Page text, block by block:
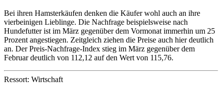
Bei ihren Hamsterkäufen denken die Käufer wohl auch an ihre
vierbeinigen Lieblinge. Die Nachfrage beispielsweise nach
Hundefutter ist im März gegenüber dem Vormonat immerhin um 25
Prozent angestiegen. Zeitgleich ziehen die Preise auch hier deutlich
an. Der Preis-Nachfrage-Index stieg im März gegenüber dem
Februar deutlich von 112,12 auf den Wert von 115,76.
Ressort: Wirtschaft